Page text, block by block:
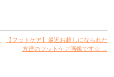
【フットケア】最近お越しになられた
方達のフットケア画像です☆ →